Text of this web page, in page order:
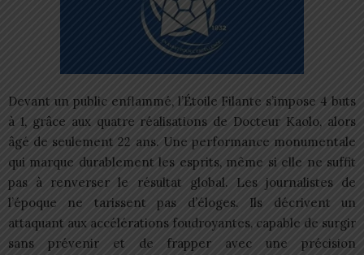
Devant un public enflammé, l’Étoile Filante s’impose 4 buts
à 1, grâce aux quatre réalisations de Docteur Kaolo, alors
âgé de seulement 22 ans. Une performance monumentale
qui marque durablement les esprits, même si elle ne suffit
pas à renverser le résultat global. Les journalistes de
l’époque ne tarissent pas d’éloges. Ils décrivent un
attaquant aux accélérations foudroyantes, capable de surgir
sans prévenir et de frapper avec une précision